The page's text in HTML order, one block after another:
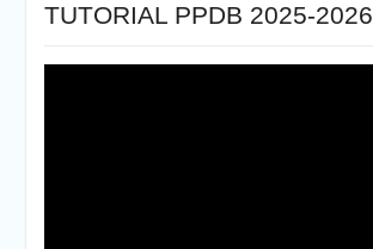
TUTORIAL PPDB 2025-2026